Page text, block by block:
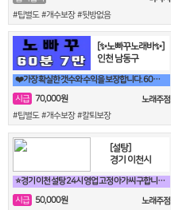
#팁별도 #개수보장 #뒷방없음
[✨노빠꾸노래바✨]
인천 남동구
❤️가장 확실한 갯수와 수익을 보장합니다. 60분 7만원 지급!❤️
시급 70,000원
노래주점
#팁별도 #개수보장 #칼퇴보장
[설탕]
경기 이천시
⭐경기 이천 설탕 24시 영업 고정 아가씨 구합니다⭐
시급
50,000원
노래주점